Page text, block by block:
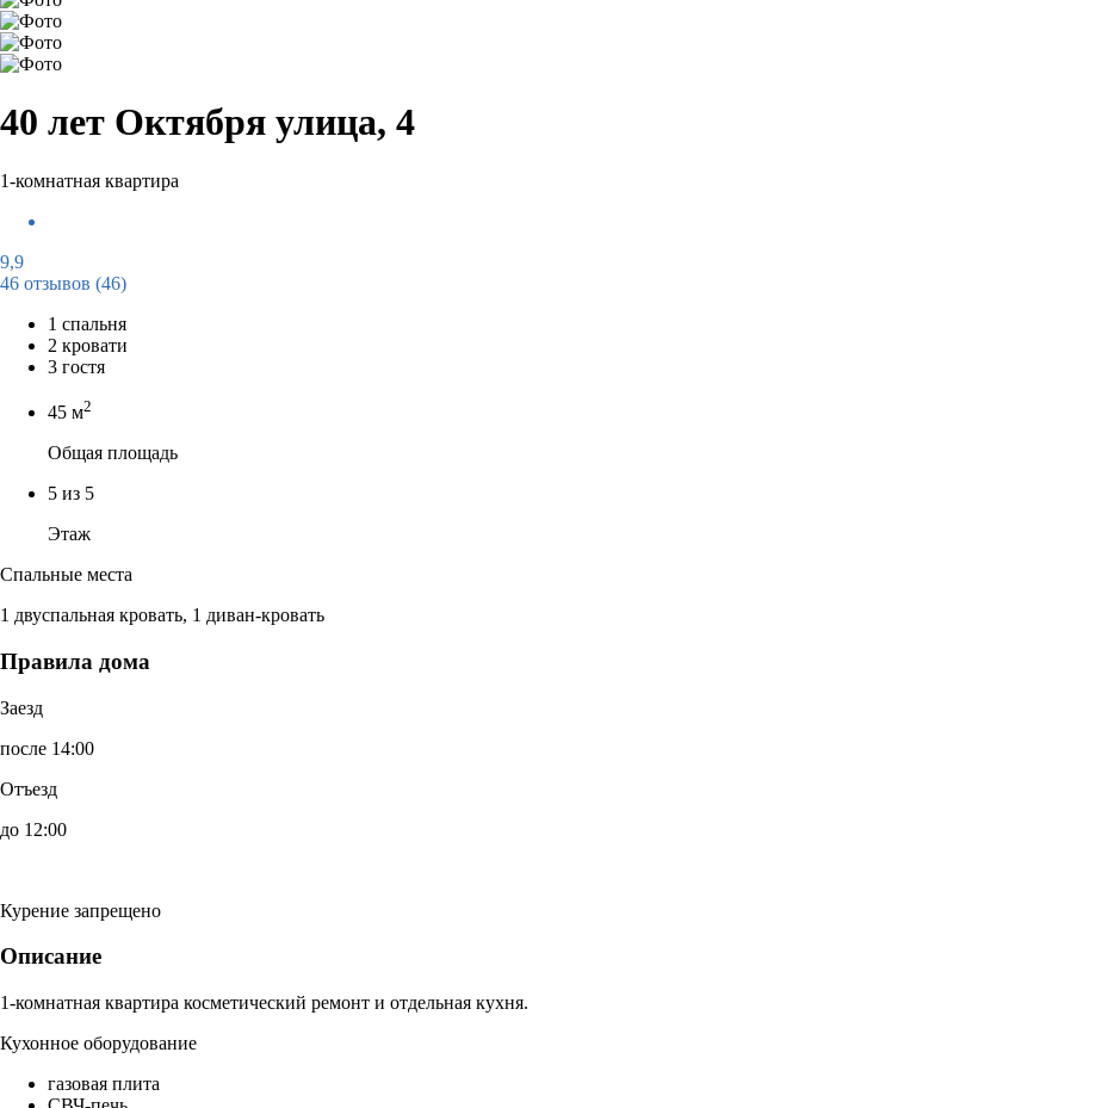
40 лет Октября улица, 4
1-комнатная квартира
9,9
46 отзывов (46)
1 спальня
2 кровати
3 гостя
45 м2
Общая площадь
5 из 5
Этаж
Спальные места
1 двуспальная кровать, 1 диван-кровать
Правила дома
Заезд
после 14:00
Отъезд
до 12:00
Курение запрещено
Описание
1-комнатная квартира косметический ремонт и отдельная кухня.
Кухонное оборудование
газовая плита